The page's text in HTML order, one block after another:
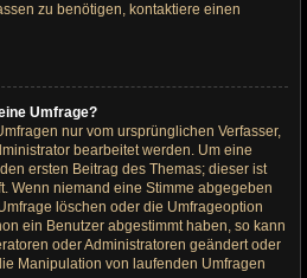
zu benötigen, kontaktiere einen
Umfrage?
nur vom ursprünglichen Verfasser,
bearbeitet werden. Um eine
ersten Beitrag des Themas; dieser ist
Wenn niemand eine Stimme abgegeben
löschen oder die Umfrageoption
ein Benutzer abgestimmt haben, so kann
oder Administratoren geändert oder
Manipulation von laufenden Umfragen